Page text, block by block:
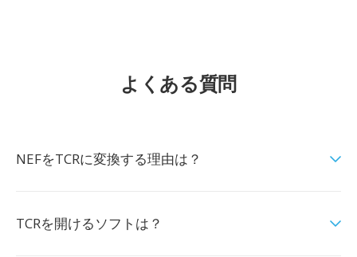
よくある質問
NEFをTCRに変換する理由は？
TCRを開けるソフトは？